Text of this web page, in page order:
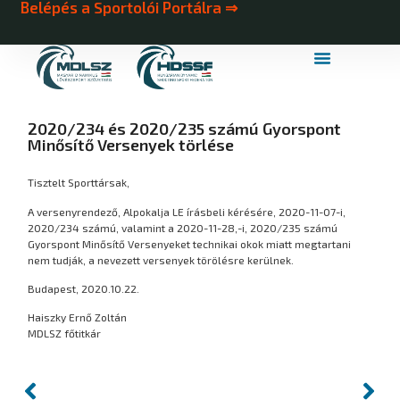
Belépés a Sportolói Portálra ⇒
2020/234 és 2020/235 számú Gyorspont
Minősítő Versenyek törlése
Tisztelt Sporttársak,
A versenyrendező, Alpokalja LE írásbeli kérésére, 2020-11-07-i,
2020/234 számú, valamint a 2020-11-28,-i, 2020/235 számú
Gyorspont Minősítő Versenyeket technikai okok miatt megtartani
nem tudják, a nevezett versenyek törölésre kerülnek.
Budapest, 2020.10.22.
Haiszky Ernő Zoltán
MDLSZ főtitkár